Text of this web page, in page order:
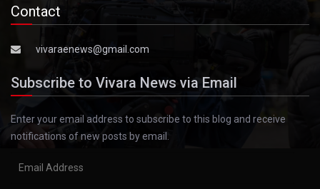
Contact
vivaraenews@gmail.com
Subscribe to Vivara News via Email
Enter your email address to subscribe to this blog and receive
notifications of new posts by email.